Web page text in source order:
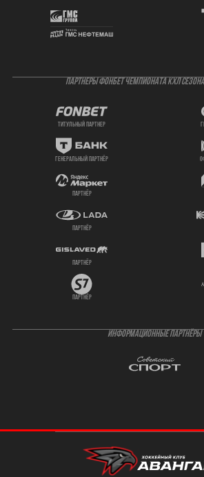
ПАРТНЕРЫ ФОНБЕТ ЧЕМПИОНАТА КХЛ
титульный партнер
генеральный партнёр
партнёр
партнёр
партнёр
партнёр
ИНФОРМАЦИОННЫЕ ПАРТНЁРЫ